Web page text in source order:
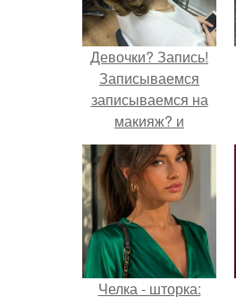
Девочки? Запись!
Записываемся
записываемся на
макияж? и
прически? не
кусаются, до 1?
Челка - шторка: